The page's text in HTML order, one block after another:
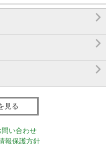



見る
問い合わせ
報保護方針